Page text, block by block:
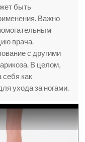
быть
Важно
врача.
с другими
В целом,
как
ухода за ногами.